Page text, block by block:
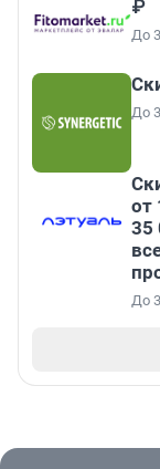
₽
До
До
от
35
До